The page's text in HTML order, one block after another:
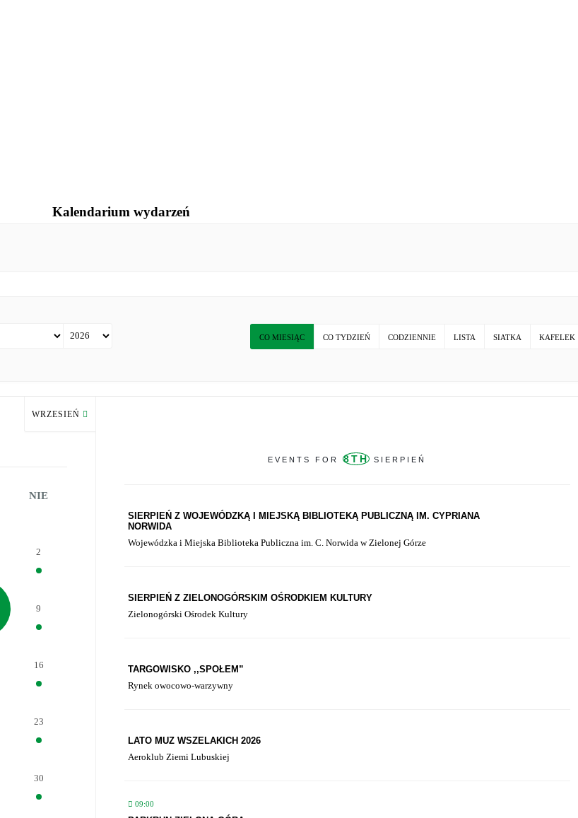
Kalendarium wydarzeń
CO MIESIĄC CO TYDZIEŃ CODZIENNIE LISTA SIATKA KAFELEK
WRZESIEŃ
NIE
2
9
16
23
30
EVENTS FOR8TH SIERPIEŃ
SIERPIEŃ Z WOJEWÓDZKĄ I MIEJSKĄ BIBLIOTEKĄ PUBLICZNĄ IM. CYPRIANA
NORWIDA
Wojewódzka i Miejska Biblioteka Publiczna im. C. Norwida w Zielonej Górze
SIERPIEŃ Z ZIELONOGÓRSKIM OŚRODKIEM KULTURY
Zielonogórski Ośrodek Kultury
TARGOWISKO ,,SPOŁEM”
Rynek owocowo-warzywny
LATO MUZ WSZELAKICH 2026
Aeroklub Ziemi Lubuskiej
09:00